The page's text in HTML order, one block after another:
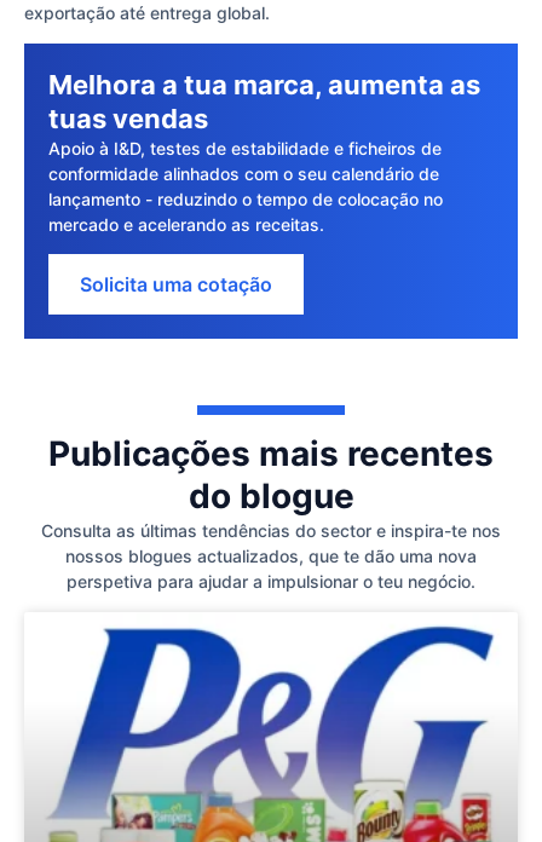
exportação até entrega global.
Melhora a tua marca, aumenta as
tuas vendas
Apoio à I&D, testes de estabilidade e ficheiros de
conformidade alinhados com o seu calendário de
lançamento - reduzindo o tempo de colocação no
mercado e acelerando as receitas.
Solicita uma cotação
Publicações mais recentes
do blogue
Consulta as últimas tendências do sector e inspira-te nos
nossos blogues actualizados, que te dão uma nova
perspetiva para ajudar a impulsionar o teu negócio.